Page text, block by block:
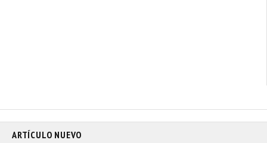
ARTÍCULO NUEVO